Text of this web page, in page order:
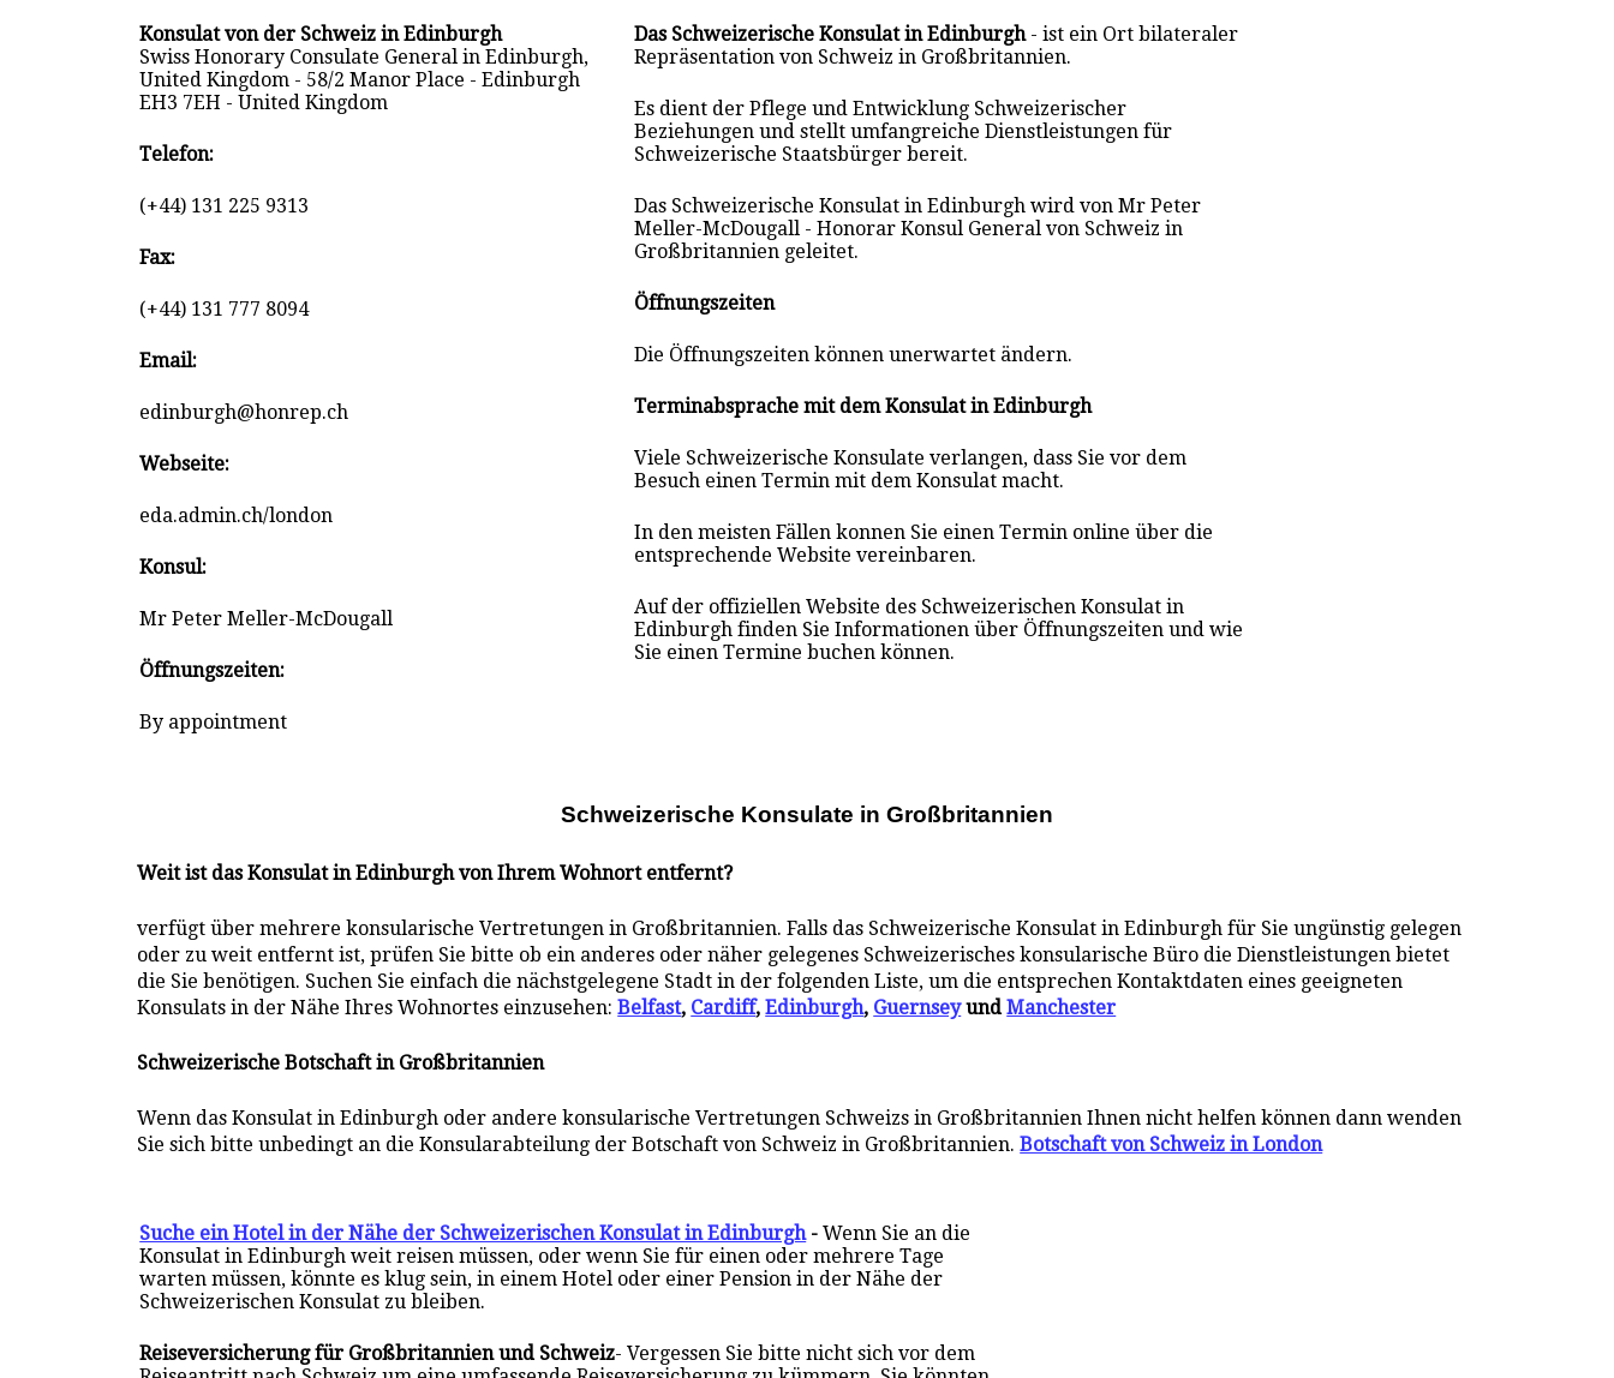
Konsulat von der Schweiz in Edinburgh
Swiss Honorary Consulate General in Edinburgh,
United Kingdom - 58/2 Manor Place - Edinburgh
EH3 7EH - United Kingdom
Telefon:
(+44) 131 225 9313
Fax:
(+44) 131 777 8094
Email:
edinburgh@honrep.ch
Webseite:
eda.admin.ch/london
Konsul:
Mr Peter Meller-McDougall
Öffnungszeiten:
By appointment
Das Schweizerische Konsulat in Edinburgh- ist ein Ort bilateraler
Repräsentation von Schweiz in Großbritannien.
Es dient der Pflege und Entwicklung Schweizerischer
Beziehungen und stellt umfangreiche Dienstleistungen für
Schweizerische Staatsbürger bereit.
Das Schweizerische Konsulat in Edinburgh wird von Mr Peter
Meller-McDougall - Honorar Konsul General von Schweiz in
Großbritannien geleitet.
Öffnungszeiten
Die Öffnungszeiten können unerwartet ändern.
Terminabsprache mit dem Konsulat in Edinburgh
Viele Schweizerische Konsulate verlangen, dass Sie vor dem
Besuch einen Termin mit dem Konsulat macht.
In den meisten Fällen konnen Sie einen Termin online über die
entsprechende Website vereinbaren.
Auf der offiziellen Website des Schweizerischen Konsulat in
Edinburgh finden Sie Informationen über Öffnungszeiten und wie
Sie einen Termine buchen können.
Schweizerische Konsulate in Großbritannien
Weit ist das Konsulat in Edinburgh von Ihrem Wohnort entfernt?
verfügt über mehrere konsularische Vertretungen in Großbritannien. Falls das Schweizerische Konsulat in Edinburgh für Sie ungünstig gelegen
oder zu weit entfernt ist, prüfen Sie bitte ob ein anderes oder näher gelegenes Schweizerisches konsularische Büro die Dienstleistungen bietet
die Sie benötigen. Suchen Sie einfach die nächstgelegene Stadt in der folgenden Liste, um die entsprechen Kontaktdaten eines geeigneten
Konsulats in der Nähe Ihres Wohnortes einzusehen:Belfast, Cardiff,Edinburgh, GuernseyundManchester
Schweizerische Botschaft in Großbritannien
Wenn das Konsulat in Edinburgh oder andere konsularische Vertretungen Schweizs in Großbritannien Ihnen nicht helfen können dann wenden
Sie sich bitte unbedingt an die Konsularabteilung der Botschaft von Schweiz in Großbritannien.Botschaft von Schweiz in London
Suche ein Hotel in der Nähe der Schweizerischen Konsulat in Edinburgh-Wenn Sie an die
Konsulat in Edinburgh weit reisen müssen, oder wenn Sie für einen oder mehrere Tage
warten müssen, könnte es klug sein, in einem Hotel oder einer Pension in der Nähe der
Schweizerischen Konsulat zu bleiben.
Reiseversicherung für Großbritannien und Schweiz- Vergessen Sie bitte nicht sich vor dem